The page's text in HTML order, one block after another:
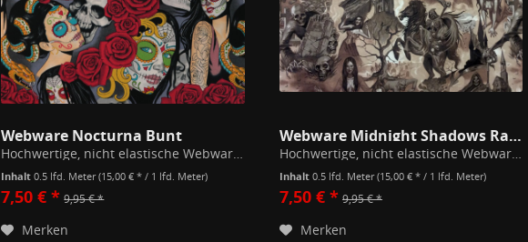
Webware Nocturna Bunt
Hochwertige, nicht elastische Webware mit tollem Fall für Bekleidung, Quilting oder Taschen. Aufwändig veredelt für langlebige Farben, auch nach vielen Wäschen. 100% Baumwolle 150 g/m² Breite 110cm Rapport 60cm Bei 30°C waschen, mit...
Inhalt0.5 lfd. Meter(15,00 € * / 1 lfd. Meter)
7,50 € * 9,95 € *
Merken
Webware Midnight Shadows Rauch
Hochwertige, nicht elastische Webware mit tollem Fall für Bekleidung, Quilting oder Taschen. Aufwändig veredelt für langlebige Farben auch nach vielen Wäschen. 100% Baumwolle 150 g/m² Breite 110cm Rapport 60cm Bei 30°C waschen, mit...
Inhalt0.5 lfd. Meter(15,00 € * / 1 lfd. Meter)
7,50 € * 9,95 € *
Merken